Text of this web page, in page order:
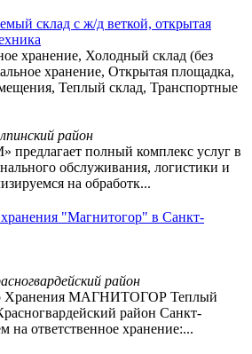
склад с ж/д веткой, открытая
хранение, Холодный склад (без
хранение, Открытая площадка,
Теплый склад, Транспортные
район
полный комплекс услуг в
обслуживания, логистики и
на обработк...
хранения "Магнитогор" в Санкт-
район
Хранения МАГНИТОГОР Теплый
район Санкт-
на ответственное хранение:...